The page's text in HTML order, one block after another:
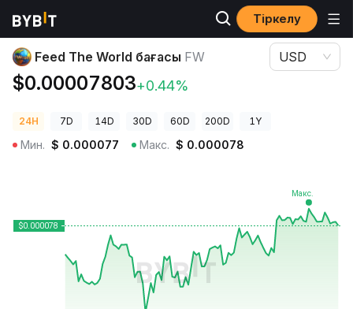
Тіркелу
Криптовалюта бағалары Feed The World бағасы FW
Feed The World бағасы FW
$0.00007803+0.44%
USD
24H 7D 14D 30D 60D 200D 1Y
Мин. $ 0.000077 Макс. $ 0.000078